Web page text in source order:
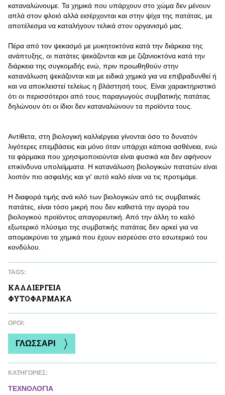
καταναλώνουμε. Τα χημικά που υπάρχουν στο χώμα δεν μένουν
απλά στον φλοιό αλλά εισέρχονται και στην ψίχα της πατάτας, με
αποτέλεσμα να καταλήγουν τελικά στον οργανισμό μας.
Πέρα από τον ψεκασμό με μυκητοκτόνα κατά την διάρκεια της
ανάπτυξης, οι πατάτες ψεκάζονται και με ζιζανιοκτόνα κατά την
διάρκεια της συγκομιδής ενώ, πριν προωθηθούν στην
κατανάλωση ψεκάζονται και με ειδικά χημικά για να επιβραδυνθεί ή
και να αποκλειστεί τελείως η βλάστησή τους. Είναι χαρακτηριστικό
ότι οι περισσότεροι από τους παραγωγούς συμβατικής πατάτας
δηλώνουν ότι οι ίδιοι δεν καταναλώνουν τα προϊόντα τους.
Αντίθετα, στη βιολογική καλλιέργεια γίνονται όσο το δυνατόν
λιγότερες επεμβάσεις και μόνο όταν υπάρχει κάποια ασθένεια, ενώ
τα φάρμακα που χρησιμοποιούνται είναι φυσικά και δεν αφήνουν
επικίνδυνα υπολείμματα. Η κατανάλωση βιολογικών πατατών είναι
λοιπόν πιο ασφαλής και γι' αυτό καλό είναι να τις προτιμάμε.
Η διαφορά τιμής ανά κιλό των βιολογικών από τις συμβατικές
πατάτες, είναι τόσο μικρή που δεν καθιστά την αγορά του
βιολογικού προϊόντος απαγορευτική. Από την άλλη το καλό
εξωτερικό πλύσιμο της συμβατικής πατάτας δεν αρκεί για να
απομακρύνει τα χημικά που έχουν εισρεύσει στο εσωτερικό του
κονδύλου.
TAGS:
ΚΑΛΛΙΕΡΓΕΙΑ
ΦΥΤΟΦAΡΜΑΚΑ
ΌΡΟΙ:
ΓΛΩΣΣΑΡΙ
ΚΑΤΗΓΟΡΙΕΣ:
ΤΕΧΝΟΛΟΓΙΑ